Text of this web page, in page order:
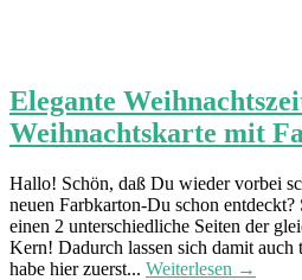
Elegante
Weihnachtskarte mit
Hallo! Schön, daß Du wieder vorbei
neuen Farbkarton-Du schon entdeckt?
einen 2 unterschiedliche Seiten der
Kern! Dadurch lassen sich damit
habe hier zuerst... Weiterlesen →